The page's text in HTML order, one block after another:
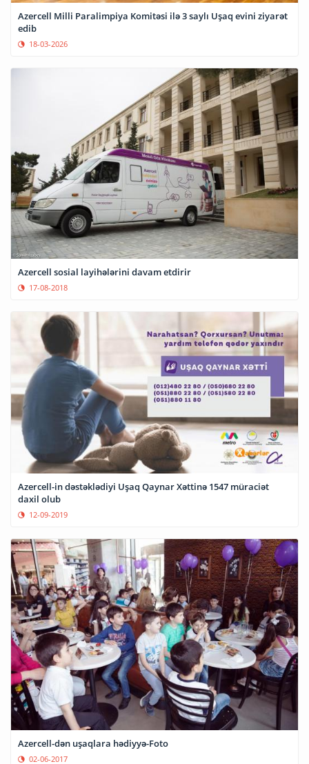
Azercell Milli Paralimpiya Komitəsi ilə 3 saylı Uşaq evini ziyarət
edib
18-03-2026
Azercell sosial layihələrini davam etdirir
17-08-2018
Azercell-in dəstəklədiyi Uşaq Qaynar Xəttinə 1547 müraciət
daxil olub
12-09-2019
Azercell-dən uşaqlara hədiyyə-Foto
02-06-2017